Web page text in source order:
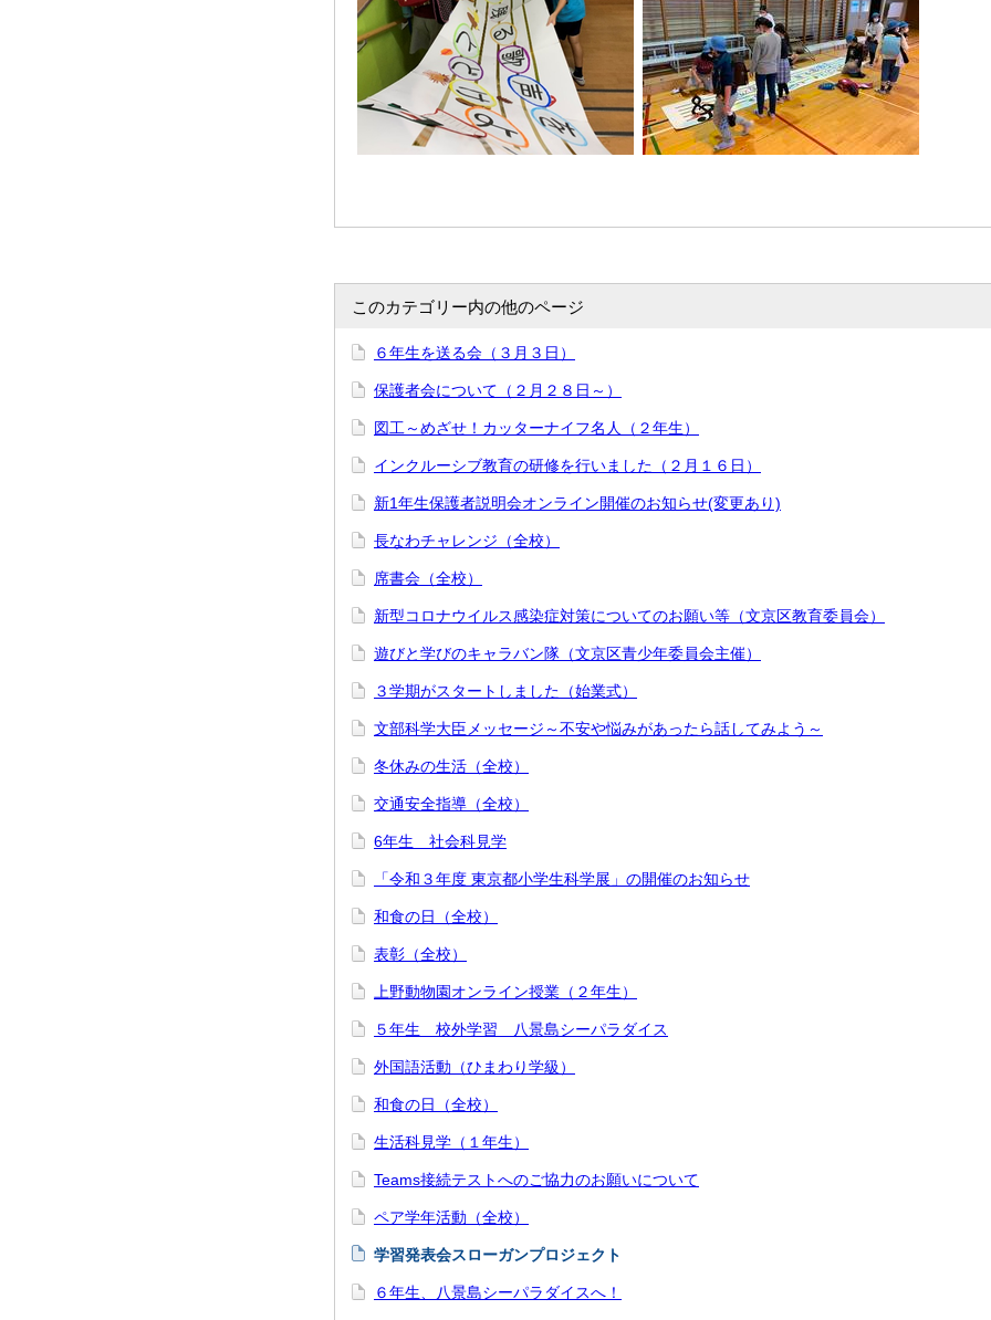
このカテゴリー内の他のページ
６年生を送る会（３月３日）
保護者会について（２月２８日～）
図工～めざせ！カッターナイフ名人（２年生）
インクルーシブ教育の研修を行いました（２月１６日）
新1年生保護者説明会オンライン開催のお知らせ(変更あり)
長なわチャレンジ（全校）
席書会（全校）
新型コロナウイルス感染症対策についてのお願い等（文京区教育委員会）
遊びと学びのキャラバン隊（文京区青少年委員会主催）
３学期がスタートしました（始業式）
文部科学大臣メッセージ～不安や悩みがあったら話してみよう～
冬休みの生活（全校）
交通安全指導（全校）
6年生 社会科見学
「令和３年度 東京都小学生科学展」の開催のお知らせ
和食の日（全校）
表彰（全校）
上野動物園オンライン授業（２年生）
５年生 校外学習 八景島シーパラダイス
外国語活動（ひまわり学級）
和食の日（全校）
生活科見学（１年生）
Teams接続テストへのご協力のお願いについて
ペア学年活動（全校）
学習発表会スローガンプロジェクト
６年生、八景島シーパラダイスへ！